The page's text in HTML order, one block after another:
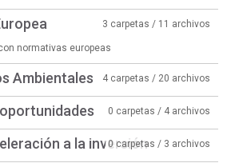
3 carpetas / 11 archivos
normativas europeas
Ambientales 4 carpetas / 20 archivos
0 carpetas / 4 archivos
a la inversión0 carpetas / 3 archivos